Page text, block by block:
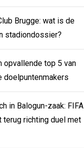
Brugge: wat is de
stadiondossier?
opvallende top 5 van
doelpuntenmakers
in Balogun-zaak: FIFA
terug richting duel met